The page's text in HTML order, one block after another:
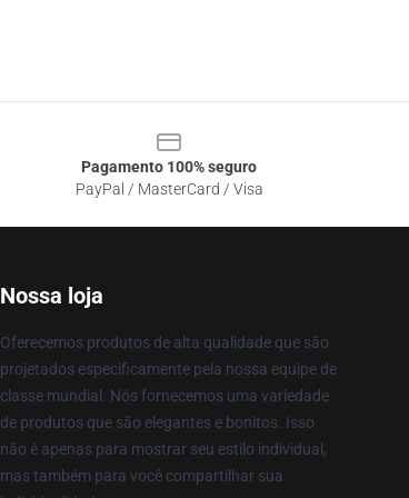
Pagamento 100% seguro
PayPal / MasterCard / Visa
Nossa loja
Oferecemos produtos de alta qualidade que são
projetados especificamente pela nossa equipe de
classe mundial. Nós fornecemos uma variedade
de produtos que são elegantes e bonitos. Isso
não é apenas para mostrar seu estilo individual,
mas também para você compartilhar sua